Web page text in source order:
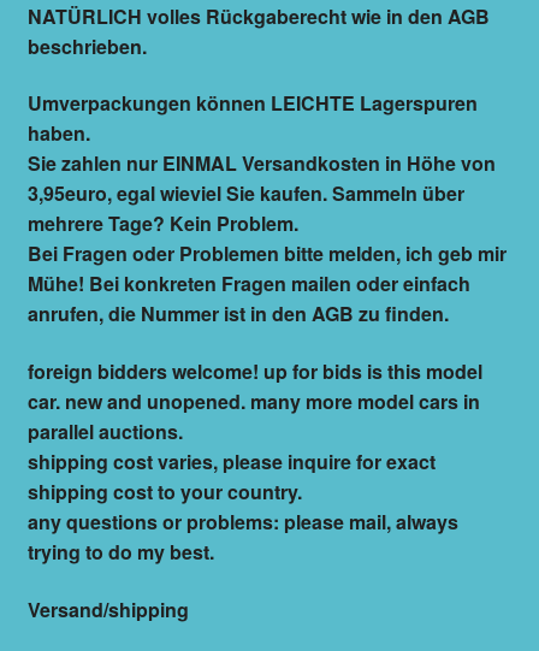
NATÜRLICH volles Rückgaberecht wie in den AGB
beschrieben.
Umverpackungen können LEICHTE Lagerspuren
haben.
Sie zahlen nur EINMAL Versandkosten in Höhe von
3,95euro, egal wieviel Sie kaufen. Sammeln über
mehrere Tage? Kein Problem.
Bei Fragen oder Problemen bitte melden, ich geb mir
Mühe! Bei konkreten Fragen mailen oder einfach
anrufen, die Nummer ist in den AGB zu finden.
foreign bidders welcome! up for bids is this model
car. new and unopened. many more model cars in
parallel auctions.
shipping cost varies, please inquire for exact
shipping cost to your country.
any questions or problems: please mail, always
trying to do my best.
Versand/shipping